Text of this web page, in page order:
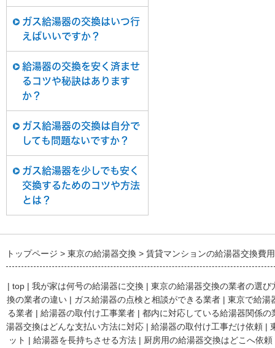
ガス給湯器の交換はいつ行
えばいいですか？
給湯器の交換を安く済ませ
るコツや秘訣はあります
か？
ガス給湯器の交換は自分で
しても問題ないですか？
ガス給湯器を少しでも安く
交換するためのコツや方法
とは？
トップページ 東京の給湯器交換 賃貸マンションの給湯器交換費
| top | 我が家は何号の給湯器に交換 | 東京の給湯器交換の業者の選び
換の業者の違い | ガス給湯器の点検と相談ができる業者 | 東京で給湯
る業者 | 給湯器の取付け工事業者 | 都内に対応している給湯器関係の
湯器交換はどんな支払い方法に対応 | 給湯器の取付け工事だけ依頼 |
ット | 給湯器を長持ちさせる方法 | 厨房用の給湯器交換はどこへ依頼